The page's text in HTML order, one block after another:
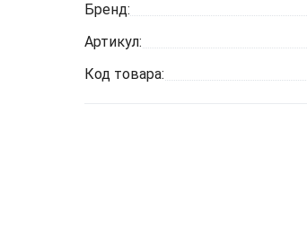
Бренд:
Артикул:
Код товара: